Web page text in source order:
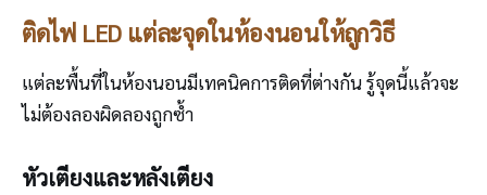
ติดไฟ LED แต่ละจุดในห้องนอนให้ถูกวิธี
แต่ละพื้นที่ในห้องนอนมีเทคนิคการติดที่ต่างกัน รู้จุดนี้แล้วจะ
ไม่ต้องลองผิดลองถูกซ้ำ
หัวเตียงและหลังเตียง